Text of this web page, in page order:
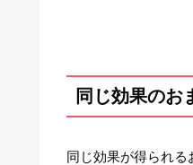
同じ効果のお
同じ効果が得られ